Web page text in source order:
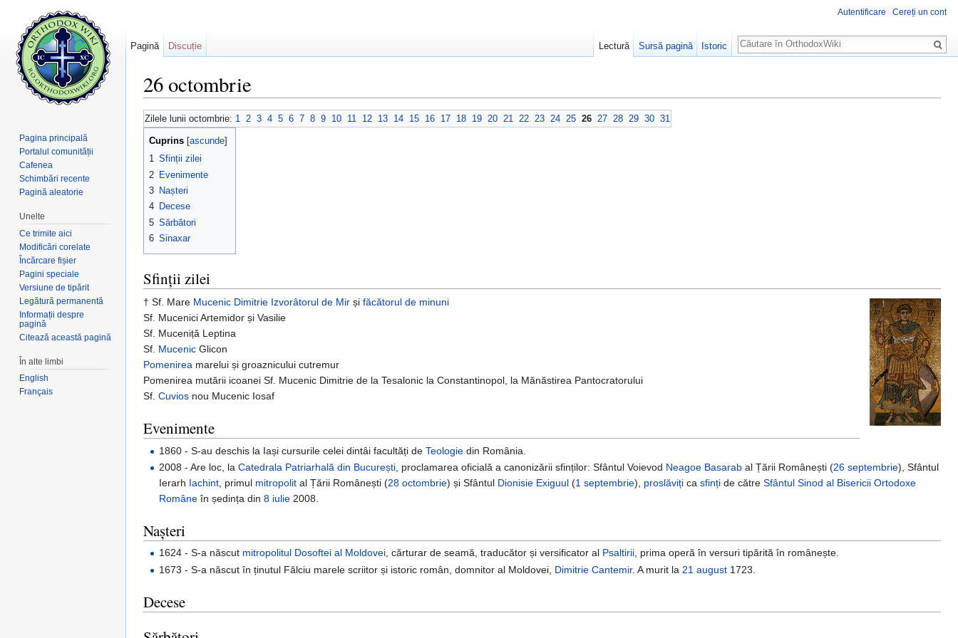
26 octombrie
Zilele lunii octombrie: 1 2 3 4 5 6 7 8 9 10 11 12 13 14 15 16 17 18 19 20 21 22 23 24 25 26 27 28 29 30 31
Cuprins ascunde
1 Sfinții zilei
2 Evenimente
3 Nașteri
4 Decese
5 Sărbători
6 Sinaxar
Sfinții zilei
† Sf. Mare Mucenic Dimitrie Izvorâtorul de Mir și făcătorul de minuni
Sf. Mucenici Artemidor și Vasilie
Sf. Muceniță Leptina
Sf. Mucenic Glicon
Pomenirea marelui și groaznicului cutremur
Pomenirea mutării icoanei Sf. Mucenic Dimitrie de la Tesalonic la Constantinopol, la Mănăstirea Pantocratorului
Sf. Cuvios nou Mucenic Iosaf
Evenimente
1860 - S-au deschis la Iași cursurile celei dintâi facultăți deTeologie din România.
2008 - Are loc, laCatedrala Patriarhală din București , proclamarea oficială a canonizării sfinților: Sfântul Voievod Neagoe Basarab al Țării Românești (26 septembrie), Sfântul
Ierarh Iachint , primul mitropolit al Țării Românești (28 octombrie) și Sfântul Dionisie Exiguul (1 septembrie), proslăviți casfinți de cătreSfântul Sinod al Bisericii Ortodoxe
Române în ședința din8 iulie 2008.
Nașteri
1624 - S-a născut mitropolitul Dosoftei al Moldovei, cărturar de seamă, traducător și versificator al Psaltirii, prima operă în versuri tipărită în românește.
1673 - S-a născut în ținutul Fălciu marele scriitor și istoric român, domnitor al Moldovei, Dimitrie Cantemir. A murit la 21 august 1723.
Decese
Autentificare Cereți un cont
Pagină Discuție Lectură Sursă pagină Istoric
Căutare
Pagina principală
Portalul comunității
Cafenea
Schimbări recente
Pagină aleatorie
Unelte
Ce trimite aici
Modificări corelate
Încărcare fișier
Pagini speciale
Versiune de tipărit
Legătură permanentă
Informații despre
pagină
Citează această pagină
În alte limbi
English
Français